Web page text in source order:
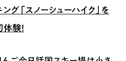
ング「スノーシューハイク」を
体験！